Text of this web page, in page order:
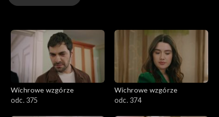
Wichrowe wzgórze
odc. 375
Wichrowe wzgórze
odc. 374